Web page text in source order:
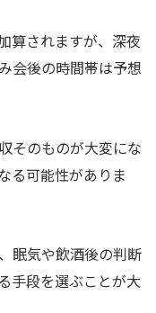
算されますが、深夜
会後の時間帯は予想
そのものが大変にな
る可能性がありま
眠気や飲酒後の判断
手段を選ぶことが大